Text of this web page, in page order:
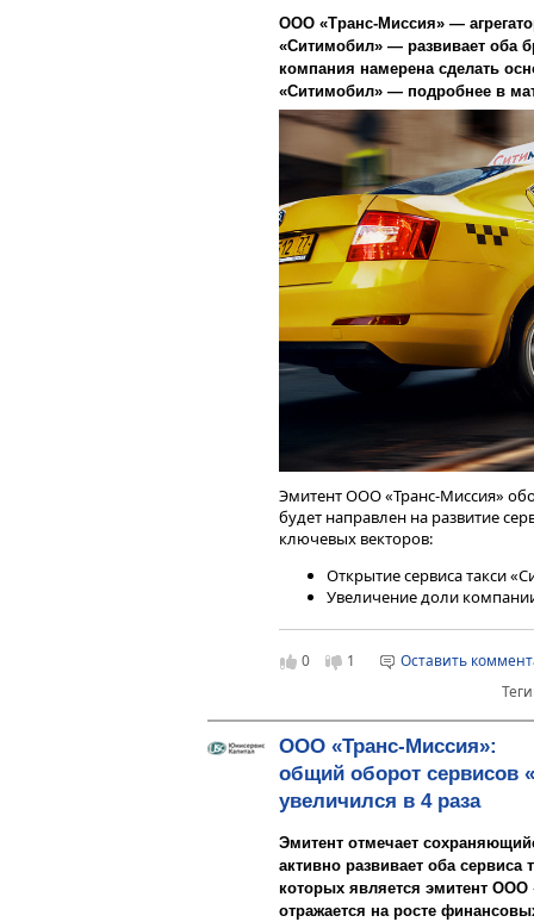
Финансовые организации,
располагают
конкуренты-
плане финансовых
есть у маркетплейсов,
действуем на рынке
который составляет 20-
commerce, это около 2-3
всегда будет
рынка электронной
СДЭК обслуживается
котором
и в целом у группы СДЭК
дальнейшего развития в
сервисов для
По итогам 2025 года эмитент
платёжного агрегатора на
разработала стратегию
использовать потенциал
продолжать
платежных, кассовых,
ООО «Транс-Миссия» —
«Ситимобил» — развивает оба
компания намерена сделать
«Ситимобил» — подробнее в
Эмитент ООО «Транс-Миссия»
будет направлен на развитие
ключевых векторов:
Открытие сервиса такси
Увеличение доли
опыта;
Усиление бренда —
Запуск новых тарифов и
«СитиГрузовой» будет
транспортных средств
соответственно;
Развитие собственного
которого имеются прямые
импортерами, что дает
(физическим лицам,
условиях, без наценок.
на линии.
0 1
Оставить
ООО «Транс-Миссия»:
общий оборот сервисов
увеличился в 4 раза
Эмитент отмечает
активно развивает оба
которых является эмитент ООО
отражается на росте